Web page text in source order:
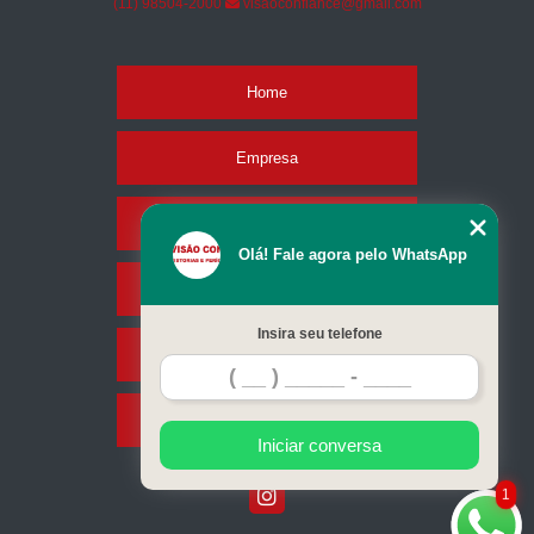
Home
Empresa
Contato
Mapa do site
1
Olá! Fale agora pelo WhatsApp
Insira seu telefone
Iniciar conversa